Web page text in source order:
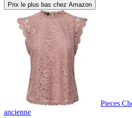
Prix le plus bas chez Amazon
Pieces
ancienne